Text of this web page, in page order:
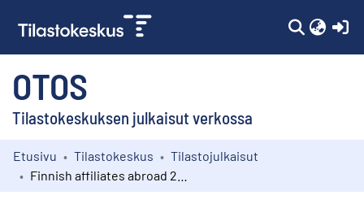
OTOS
Tilastokeskuksen julkaisut verkossa
Kokoelmat
Etusivu Tilastokeskus
Tilastojulkaisut